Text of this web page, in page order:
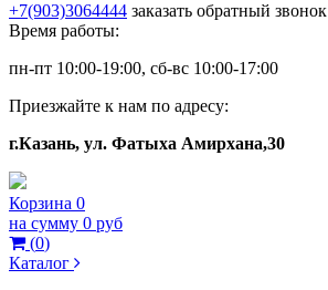
+7(903)3064444 заказать обратный звонок
Время работы:
пн-пт 10:00-19:00, сб-вс 10:00-17:00
Приезжайте к нам по адресу:
г.Казань, ул. Фатыха Амирхана,30
Корзина 0
на сумму 0 руб
(0)
Каталог